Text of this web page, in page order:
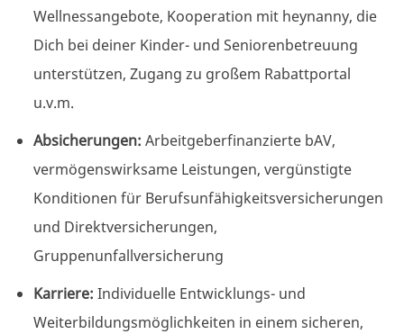
Wellnessangebote, Kooperation mit heynanny, die
Dich bei deiner Kinder- und Seniorenbetreuung
unterstützen, Zugang zu großem Rabattportal
u.v.m.
Absicherungen: Arbeitgeberfinanzierte bAV,
vermögenswirksame Leistungen, vergünstigte
Konditionen für Berufsunfähigkeitsversicherungen
und Direktversicherungen,
Gruppenunfallversicherung
Karriere: Individuelle Entwicklungs- und
Weiterbildungsmöglichkeiten in einem sicheren,